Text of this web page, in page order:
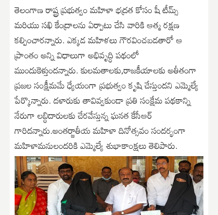
తెలంగాణ రాష్ట్ర ప్రభుత్వం మహిళా భద్రత కోసం షీ టీమ్స్
మరియు సఖి కేంద్రాలను ఏర్పాటు చేసి వారికి ఆత్మ రక్షణ
కల్పించారన్నారు. ఎక్కడ మహిళలు గౌరవించబడతారో ఆ
ప్రాంతం అన్ని విధాలుగా అభివృద్ధి పథంలో
ముందుకెళ్తుందన్నారు. కులమతాలకు,రాజకీయాలకు అతీతంగా
ప్రజల సంక్షీమమే ధ్యేయంగా ప్రభుత్వం కృషి చేస్తుందని ఎమ్మెల్యే
పేర్కొన్నారు. దళారుకు తావివ్వకుండా ప్రతి సంక్షేమ పథకాన్ని
నేరుగా లబ్ధిదారులకు చేరవేస్తున్న ఘనత కేసీఆర్
గారిదన్నారు.అంతర్జాతీయ మహిళా దినోత్సవం సందర్భంగా
మహిళామనులందరికి ఎమ్మెల్యే శుభాకాంక్షలు తెలిపారు.